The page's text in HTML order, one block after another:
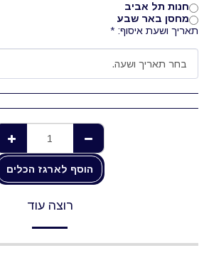
חנות תל אביב
מחסן באר שבע
תאריך ושעת איסוף: *
בחר תאריך ושעה.
הוסף לארגז הכלים
רוצה עוד